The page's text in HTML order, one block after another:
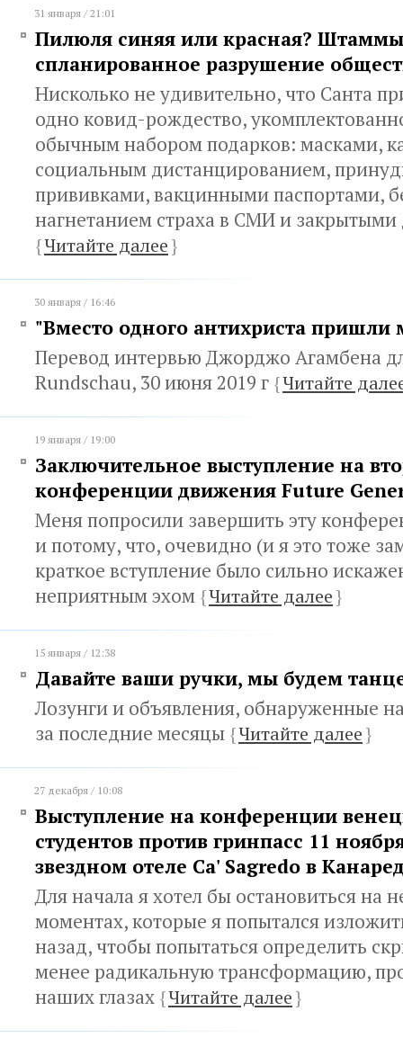
31 января / 21:01
Пилюля синяя или красная?
спланированное разрушение
Нисколько не удивительно, что Санта
одно ковид-рождество,
обычным набором подарков: масками,
социальным дистанцированием,
прививками, вакцинными паспортами,
нагнетанием страха в СМИ и
{Читайте далее}
30 января / 16:46
"Вместо одного антихриста
Перевод интервью Джорджо Агамбена
Rundschau, 30 июня 2019 г {Читайте
19 января / 19:00
Заключительное выступление на
конференции движения Future
Меня попросили завершить эту
и потому, что, очевидно (и я это тоже
краткое вступление было сильно
неприятным эхом {Читайте далее}
15 января / 12:38
Давайте ваши ручки, мы будем
Лозунги и объявления, обнаруженные
за последние месяцы {Читайте далее}
27 декабря / 10:08
Выступление на конференции
студентов против гринпасс 11
звездном отеле Ca' Sagredo в
Для начала я хотел бы остановиться на
моментах, которые я попытался
назад, чтобы попытаться определить
менее радикальную трансформацию,
наших глазах {Читайте далее}